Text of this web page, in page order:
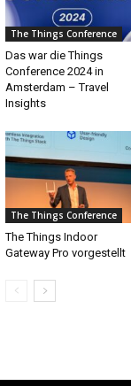
The Things Conference
Das war die Things
Conference 2024 in
Amsterdam – Travel
Insights
The Things Conference
The Things Indoor
Gateway Pro vorgestellt